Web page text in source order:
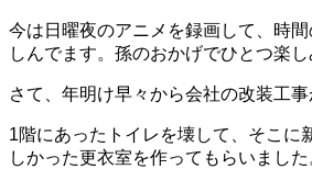
今は日曜夜のアニメを録画して、時
しんでます。孫のおかげでひとつ楽し
さて、年明け早々から会社の改装工事
1階にあったトイレを壊して、そこに
しかった更衣室を作ってもらいまし